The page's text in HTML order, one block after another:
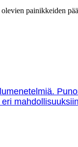
painikkeiden